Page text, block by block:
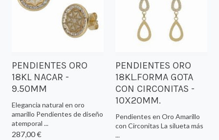
PENDIENTES ORO
18KL NACAR -
9.50MM
Elegancia natural en oro
amarillo Pendientes de diseño
atemporal ...
287,00 €
PENDIENTES ORO
18KL.FORMA GOTA
CON CIRCONITAS -
10X20MM.
Pendientes en Oro Amarillo
con Circonitas La silueta más
...